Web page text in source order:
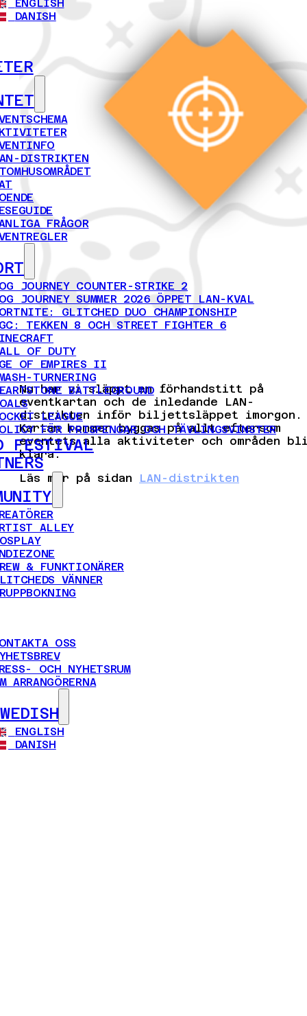
ENGLISH
DANISH
DISTRIKTEN
FRÅGOR
JOURNEY COUNTER-STRIKE 2
JOURNEY SUMMER 2026 ÖPPET LAN-KVAL
GLITCHED DUO CHAMPIONSHIP
TEKKEN 8 OCH STREET FIGHTER 6
OF DUTY
OF EMPIRES II
TURNERING
BATTLEGROUND
LEAGUE
FÖR PRISPENGAR OCH TÄVLINGSVINSTER
FESTIVAL
ALLEY
& FUNKTIONÄRER
VÄNNER
OSS
OCH NYHETSRUM
ARRANGÖRERNA
ENGLISH
DANISH
Nu har vi släppt en förhandstitt på
eventkartan och de inledande LAN-
distrikten inför biljettsläppet imorgon.
Kartan kommer byggas på allt eftersom
eventets alla aktiviteter och områden
klara.
Läs mer på sidan
LAN-distrikten